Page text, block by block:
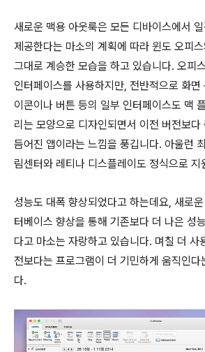
새로운 맥용 아웃룩은 모든 디바이스에서
제공한다는 마소의 계획에 따라 윈도 오피
그대로 계승한 모습을 하고 있습니다. 오피
인터페이스를 사용하지만, 전반적으로 화
이콘이나 버튼 등의 일부 인터페이스도 맥
리는 모양으로 디자인되면서 이전 버전보
듬어진 앱이라는 느낌을 풍깁니다. 아울런
림센터와 레티나 디스플레이도 정식으로 지
성능도 대폭 향상되었다고 하는데요, 새로운
터베이스 향상을 통해 기존보다 더 나은 성
다고 마소는 자랑하고 있습니다. 며칠 더 사
전보다는 프로그램이 더 기민하게 움직인다
다.